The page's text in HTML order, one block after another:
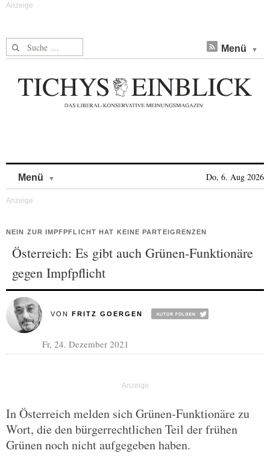
Suche nach: Menü
Menü Do, 6. Aug 2026
NEIN ZUR IMPFPFLICHT HAT KEINE PARTEIGRENZEN
Österreich: Es gibt auch Grünen-Funktionäre
gegen Impfpflicht
VON FRITZ GOERGEN
Fr, 24. Dezember 2021
In Österreich melden sich Grünen-Funktionäre zu
Wort, die den bürgerrechtlichen Teil der frühen
Grünen noch nicht aufgegeben haben.